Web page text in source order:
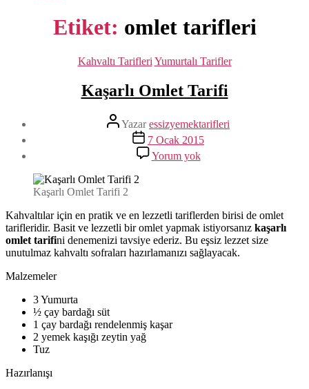
Etiket: omlet tarifleri
Kategoriler
Kahvaltı Tarifleri Yumurtalı Tarifler
Kaşarlı Omlet Tarifi
Yazının
yazarı
Yazaressizyemektarifleri
Yazı
tarihi
7 Ocak 2015
Yorum yokKaşarlı
Omlet
Kaşarlı Omlet Tarifi 2
Kahvaltılar için en pratik ve en lezzetli tariflerden birisi de omlet
tarifleridir. Basit ve lezzetli bir omlet yapmak istiyorsanız kaşarlı
omlet tarifini denemenizi tavsiye ederiz. Bu eşsiz lezzet size
unutulmaz kahvaltı sofraları hazırlamanızı sağlayacak.
Malzemeler
3 Yumurta
½ çay bardağı süt
1 çay bardağı rendelenmiş kaşar
2 yemek kaşığı zeytin yağ
Tuz
Hazırlanışı